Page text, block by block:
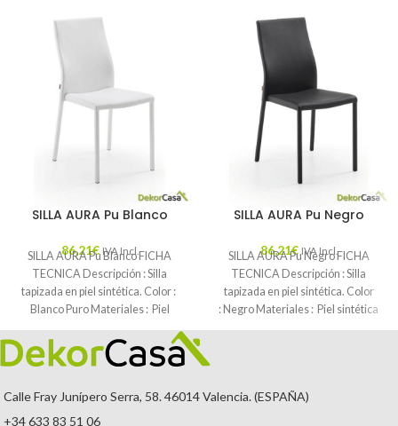
SILLA AURA Pu Blanco
86,21€ IVA Incl.
SILLA AURA Pu Blanco FICHA
TECNICA Descripción : Silla
tapizada en piel sintética. Color :
Blanco Puro Materiales : Piel
SILLA AURA Pu Negro
86,21€ IVA Incl.
SILLA AURA Pu Negro FICHA
TECNICA Descripción : Silla
tapizada en piel sintética. Color
: Negro Materiales : Piel sintética
Mantenimiento
Calle Fray Junípero Serra, 58. 46014 Valencia. (ESPAÑA)
+34 633 83 51 06